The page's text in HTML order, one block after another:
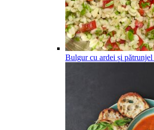
Bulgur cu ardei și pătrunjel